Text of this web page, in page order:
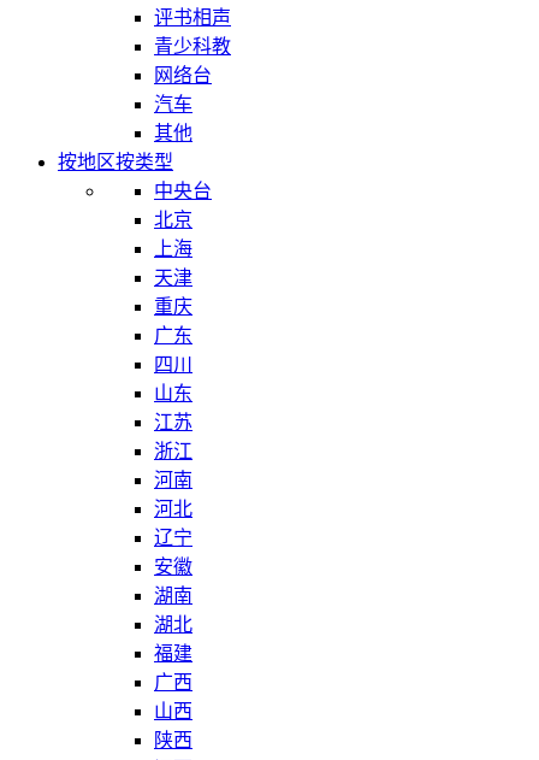
评书相声
青少科教
网络台
汽车
其他
按地区按类型
中央台
北京
上海
天津
重庆
广东
四川
山东
江苏
浙江
河南
河北
辽宁
安徽
湖南
湖北
福建
广西
山西
陕西